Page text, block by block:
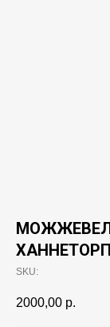
ХАННЕТОРП
SKU:
2000,00 р.